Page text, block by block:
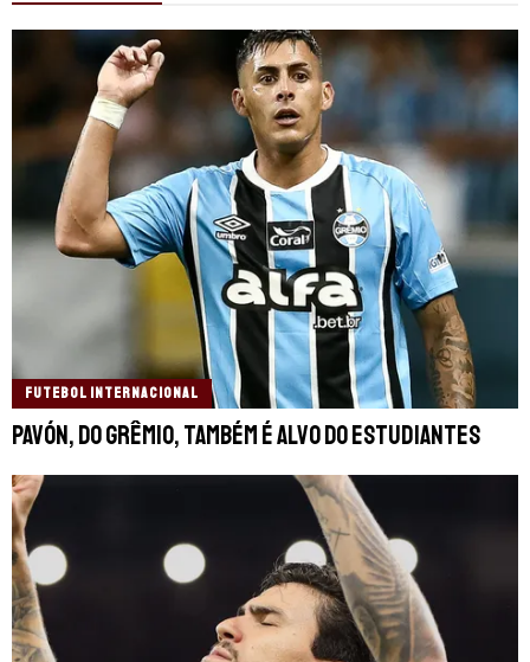
FUTEBOL INTERNACIONAL
Pavón, do Grêmio, também é alvo do Estudiantes